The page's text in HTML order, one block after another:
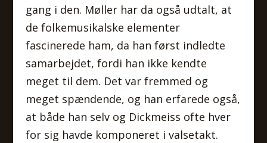
gang i den. Møller har da også udtalt, at
de folkemusikalske elementer
fascinerede ham, da han først indledte
samarbejdet, fordi han ikke kendte
meget til dem. Det var fremmed og
meget spændende, og han erfarede også,
at både han selv og Dickmeiss ofte hver
for sig havde komponeret i valsetakt.